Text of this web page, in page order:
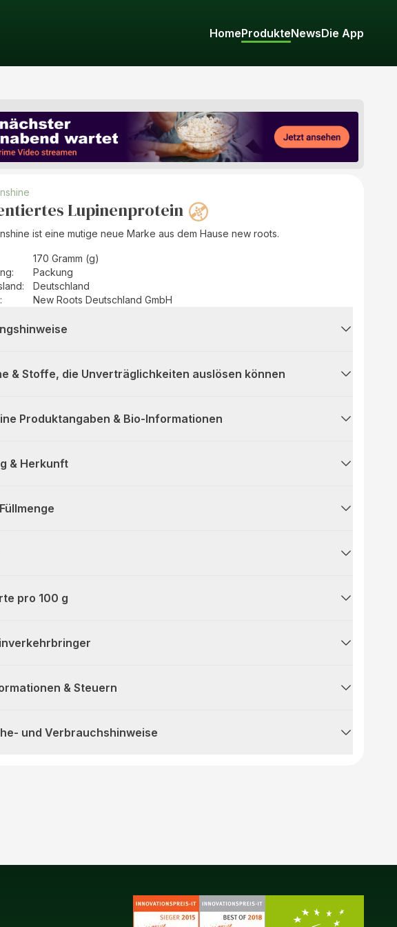
HomeProdukteNewsDie App
Lupinenprotein
ist eine mutige neue Marke aus dem Hause new roots.
170 Gramm (g)
:
Packung
:
Deutschland
: New Roots Deutschland GmbH
& Stoffe, die Unverträglichkeiten auslösen können
Produktangaben & Bio-Informationen
& Herkunft
pro 100 g
& Steuern
und Verbrauchshinweise